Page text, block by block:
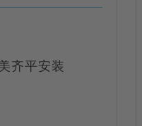
齐平安装